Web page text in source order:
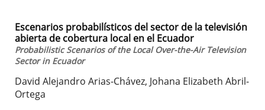
Escenarios probabilísticos del sector de la televisión
abierta de cobertura local en el Ecuador
Probabilistic Scenarios of the Local Over-the-Air Television
Sector in Ecuador
David Alejandro Arias-Chávez, Johana Elizabeth Abril-
Ortega